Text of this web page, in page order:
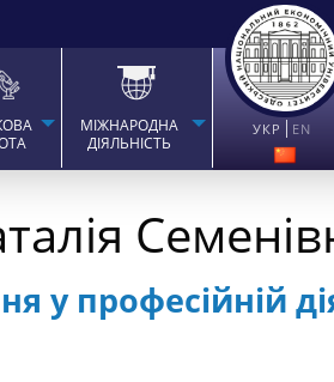
МІЖНАРОДНА
ДІЯЛЬНІСТЬ
УКР EN
у професійній